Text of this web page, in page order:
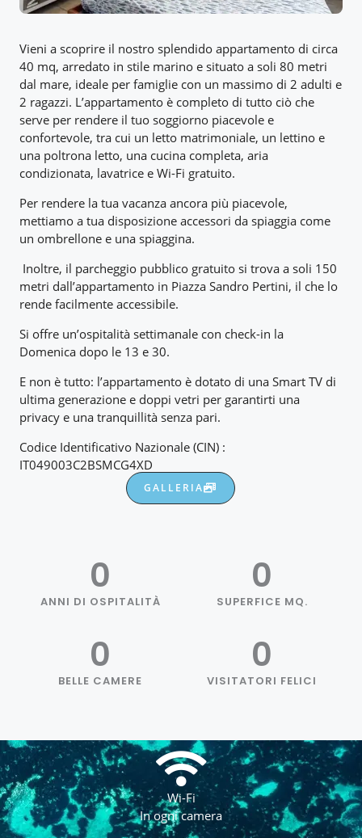
Vieni a scoprire il nostro splendido appartamento di circa
40 mq, arredato in stile marino e situato a soli 80 metri
dal mare, ideale per famiglie con un massimo di 2 adulti e
2 ragazzi. L’appartamento è completo di tutto ciò che
serve per rendere il tuo soggiorno piacevole e
confortevole, tra cui un letto matrimoniale, un lettino e
una poltrona letto, una cucina completa, aria
condizionata, lavatrice e Wi-Fi gratuito.
Per rendere la tua vacanza ancora più piacevole,
mettiamo a tua disposizione accessori da spiaggia come
un ombrellone e una spiaggina.
Inoltre, il parcheggio pubblico gratuito si trova a soli 150
metri dall’appartamento in Piazza Sandro Pertini, il che lo
rende facilmente accessibile.
Si offre un’ospitalità settimanale con check-in la
Domenica dopo le 13 e 30.
E non è tutto: l’appartamento è dotato di una Smart TV di
ultima generazione e doppi vetri per garantirti una
privacy e una tranquillità senza pari.
Codice Identificativo Nazionale (CIN) :
IT049003C2BSMCG4XD
GALLERIA
ANNI DI OSPITALITÀ
0
SUPERFICE MQ.
0
BELLE CAMERE
0
VISITATORI FELICI
0
Wi-Fi
In ogni camera